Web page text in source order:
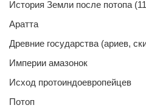
История Земли после потопа
Аратта
Древние государства (ариев,
Империи амазонок
Исход протоиндоевропейцев
Потоп